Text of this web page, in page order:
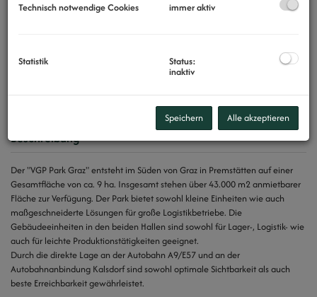
Beschreibung
Der "VGP Park Graz" entsteht im Süden von Graz in Premstätten auf einer
Gesamtfläche von ca. 9 ha. Insgesamt stehen über 43.000 m2 anmietbarer
Fläche zur Verfügung. Der Park bietet sowohl kleine Einheiten wie auch
maßgeschneiderte Lösungen für große Logistikbetriebe. Die
Gebäudeeinheiten in den beiden Hallen sind sowohl für Lager-, Logistik- wie
auch für leichte Produktionstätigkeiten geeignet.
Durch die direkte Lage an der Autobahn A9/E57 und an der
Autobahnanbindung Kalsdorf sind sowohl optimale Sichtbarkeit als auch
beste Erreichbarkeit gewährleistet.
Technisch notwendige Cookies immer aktiv
Statistik Status:
inaktiv
Speichern Alle akzeptieren